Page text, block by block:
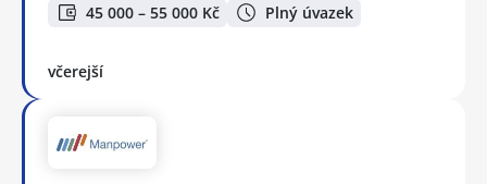
45 000 – 55 000 Kč Plný úvazek
včerejší